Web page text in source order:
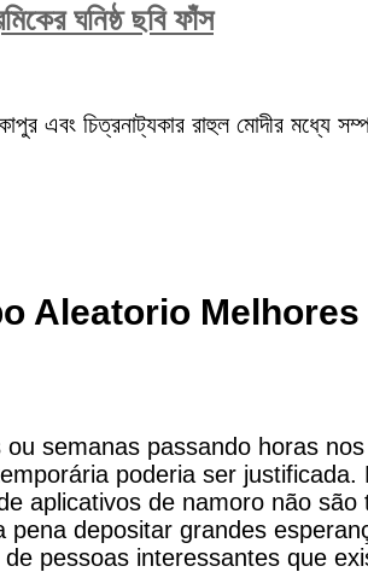
ঘনিষ্ঠ ছবি ফাঁস
এবং চিত্রনাট্যকার রাহুল মোদীর মধ্যে
Aleatorio
ou semanas passando horas
poderia ser
aplicativos de namoro não
pena depositar grandes
pessoas interessantes que